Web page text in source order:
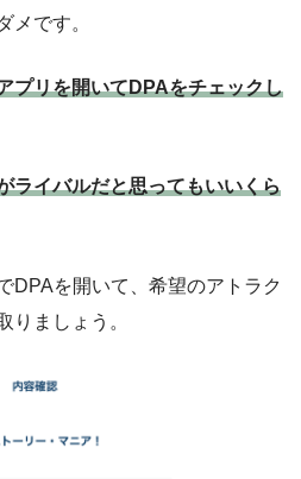
メです。
プリを開いてDPAをチェックし
ライバルだと思ってもいいくら
DPAを開いて、希望のアトラク
りましょう。